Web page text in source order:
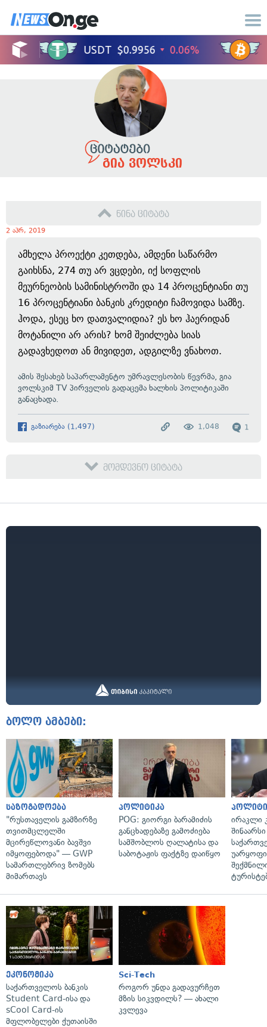
გია ვოლსკი
წინა ციტატა
2 აპრ, 2019
ამხელა პროექტი კეთდება, ამდენი საწარმო
გაიხსნა, 274 თუ არ ვცდები, იქ სოფლის
მეურნეობის სამინისტროში და 14 პროცენტიანი თუ
16 პროცენტიანი ბანკის კრედიტი ჩამოვიდა სამზე.
ჰოდა, ესეც ხო დათვალიდია? ეს ხო ჰაერიდან
მოტანილი არ არის? ხომ შეიძლება სიას
გადავხედოთ ან მივიდეთ, ადგილზე ვნახოთ.
ამის შესახებ საპარლამენტო უმრავლესობის წევრმა, გია
ვოლსკიმ TV პირველის გადაცემა ხალხის პოლიტიკაში
განაცხადა.
გაზიარება (1,497) 1
1,048
მომდევნო ციტატა
ბოლო ამბები:
საზოგადოება
"რუსთაველის გამზირზე
თვითმცლელში
მცირეწლოვანი ბავშვი
იმყოფებოდა" — GWP
სამართლებრივ ზომებს
მიმართავს
პოლიტიკა
POG: გიორგი ბარამიძის
განცხადებაზე გამოძიება
სამშობლოს ღალატისა და
საბოტაჟის ფაქტზე დაიწყო
ირაკლი
ეკონომიკა
საქართველოს ბანკის
Student Card-ისა და
sCool Card-ის
მფლობელები ქუთაისში
Sci-Tech
როგორ უნდა გადავურჩეთ
მზის სიკვდილს? — ახალი
კვლევა